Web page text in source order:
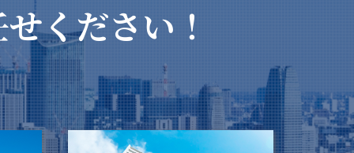
ください！